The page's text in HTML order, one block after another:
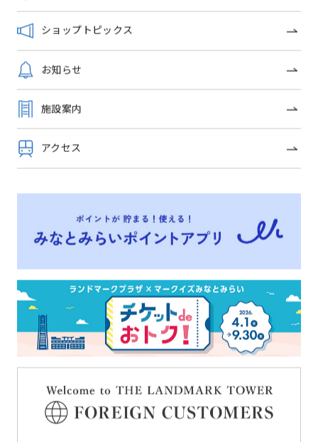
ショップトピックス
お知らせ
施設案内
アクセス
フロアガイドを見る
キッズドリンク
テイクアウト&デリバリーの
ご案内